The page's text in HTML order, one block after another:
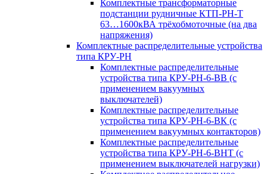
Комплектные трансформаторные
подстанции рудничные КТП-РН-Т
63…1600кВА трёхобмоточные (на два
напряжения)
Комплектные распределительные устройства
типа КРУ-РН
Комплектные распределительные
устройства типа КРУ-РН-6-ВВ (с
применением вакуумных
выключателей)
Комплектные распределительные
устройства типа КРУ-РН-6-ВК (с
применением вакуумных контакторов)
Комплектные распределительные
устройства типа КРУ-РН-6-ВНТ (с
применением выключателей нагрузки)